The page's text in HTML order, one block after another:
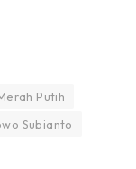
Putih
Subianto